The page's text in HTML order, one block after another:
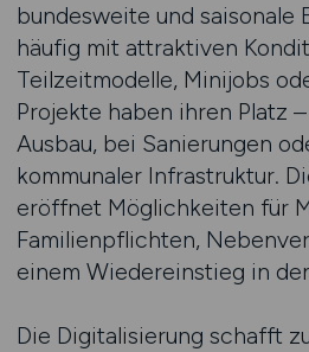
bundesweite und saisonale
häufig mit attraktiven
Teilzeitmodelle, Minijobs
Projekte haben ihren Platz
Ausbau, bei Sanierungen
kommunaler Infrastruktur.
eröffnet Möglichkeiten für
Familienpflichten,
einem Wiedereinstieg in
Die Digitalisierung schafft